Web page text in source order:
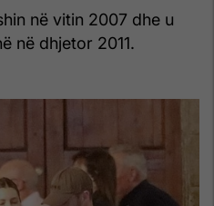
në vitin 2007 dhe u
në dhjetor 2011.